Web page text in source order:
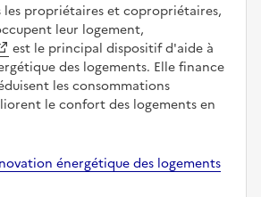
les propriétaires et copropriétaires,
leur logement,
est le principal dispositif d'aide à
des logements. Elle finance
les consommations
le confort des logements en
énergétique des logements